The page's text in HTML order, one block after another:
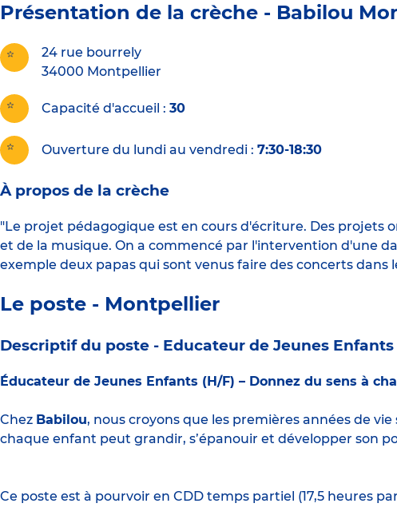
Présentation de la crèche - Babilou
24 rue bourrely
34000 Montpellier
Capacité d'accueil 30
Ouverture du lundi au vendredi : 7:30-18:30
À propos de la crèche
"Le projet pédagogique est en cours d'écriture. Des
et de la musique. On a commencé par l'intervention d'une
exemple deux papas qui sont venus faire des concerts
Le poste - Montpellier
Descriptif du poste - Educateur de Jeunes Enfants
Éducateur de Jeunes Enfants (H/F) – Donnez du sens à
Chez Babilou, nous croyons que les premières années de
chaque enfant peut grandir, s’épanouir et développer son
Ce poste est à pourvoir en CDD temps partiel (17,5 heures